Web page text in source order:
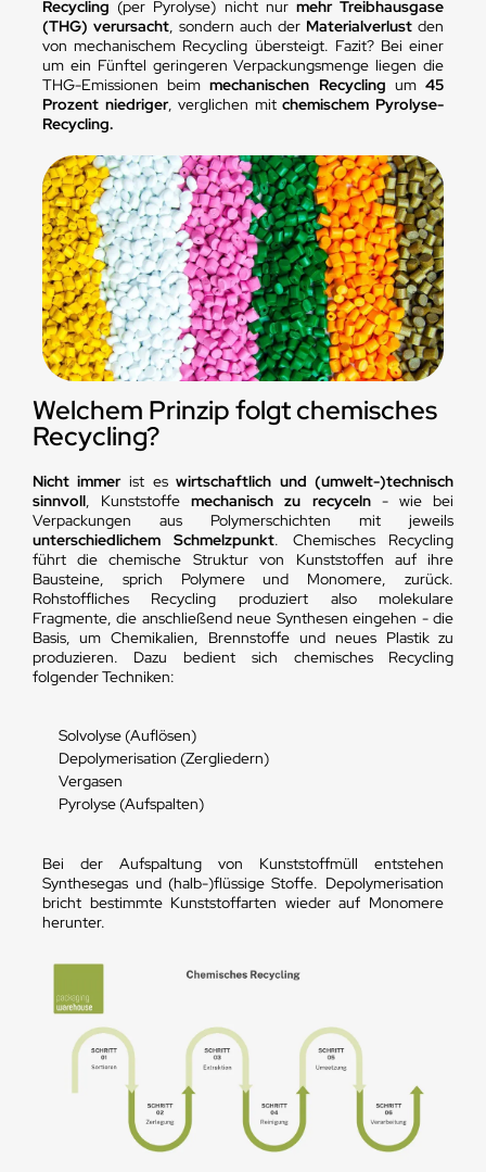
Recycling (per Pyrolyse) nicht nur mehr Treibhausgase
(THG) verursacht, sondern auch der Materialverlustden
von mechanischem Recycling übersteigt. Fazit? Bei einer
um ein Fünftel geringeren Verpackungsmenge liegen die
THG-Emissionen beimmechanischen Recycling um 45
Prozent niedriger, verglichen mitchemischem Pyrolyse-
Recycling.
Welchem Prinzip folgt chemisches
Recycling?
Nicht immerist eswirtschaftlich und (umwelt-)technisch
sinnvoll, Kunststoffemechanisch zu recyceln- wie bei
Verpackungen aus Polymerschichten mit jeweils
unterschiedlichem Schmelzpunkt. Chemisches Recycling
führt die chemische Struktur von Kunststoffen auf ihre
Bausteine, sprich Polymere und Monomere, zurück.
Rohstoffliches Recycling produziert also molekulare
Fragmente, die anschließend neue Synthesen eingehen - die
Basis, um Chemikalien, Brennstoffe und neues Plastik zu
produzieren. Dazu bedient sich chemisches Recycling
folgender Techniken:
Solvolyse (Auflösen)
Depolymerisation (Zergliedern)
Vergasen
Pyrolyse (Aufspalten)
Bei der Aufspaltung von Kunststoffmüll entstehen
Synthesegas und (halb-)flüssige Stoffe. Depolymerisation
bricht bestimmte Kunststoffarten wieder auf Monomere
herunter.